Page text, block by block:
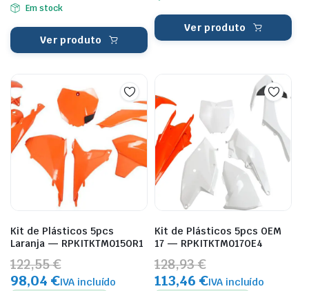
Em stock
Ver produto
Ver produto
Kit de Plásticos 5pcs
Laranja — RPKITKTM015OR1
122,55 €
98,04 €IVA incluído
Kit de Plásticos 5pcs OEM
17 — RPKITKTM017OE4
128,93 €
113,46 €IVA incluído